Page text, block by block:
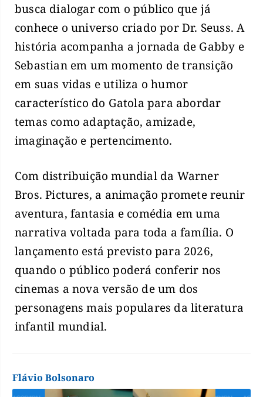
busca dialogar com o público que já
conhece o universo criado por Dr. Seuss. A
história acompanha a jornada de Gabby e
Sebastian em um momento de transição
em suas vidas e utiliza o humor
característico do Gatola para abordar
temas como adaptação, amizade,
imaginação e pertencimento.
Com distribuição mundial da Warner
Bros. Pictures, a animação promete reunir
aventura, fantasia e comédia em uma
narrativa voltada para toda a família. O
lançamento está previsto para 2026,
quando o público poderá conferir nos
cinemas a nova versão de um dos
personagens mais populares da literatura
infantil mundial.
Flávio Bolsonaro